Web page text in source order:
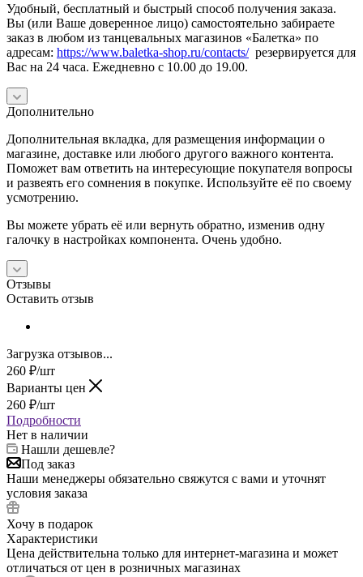
Удобный, бесплатный и быстрый способ получения заказа.
Вы (или Ваше доверенное лицо) самостоятельно забираете
заказ в любом из танцевальных магазинов «Балетка» по
адресам: https://www.baletka-shop.ru/contacts/резервируется для
Вас на 24 часа. Ежедневно с 10.00 до 19.00.
Дополнительно
Дополнительная вкладка, для размещения информации о
магазине, доставке или любого другого важного контента.
Поможет вам ответить на интересующие покупателя вопросы
и развеять его сомнения в покупке. Используйте её по своему
усмотрению.
Вы можете убрать её или вернуть обратно, изменив одну
галочку в настройках компонента. Очень удобно.
Отзывы
Оставить отзыв
Загрузка отзывов...
260 ₽/шт
Варианты цен
260 ₽/шт
Подробности
Нет в наличии
Нашли дешевле?
Под заказ
Наши менеджеры обязательно свяжутся с вами и уточнят
условия заказа
Хочу в подарок
Характеристики
Цена действительна только для интернет-магазина и может
отличаться от цен в розничных магазинах